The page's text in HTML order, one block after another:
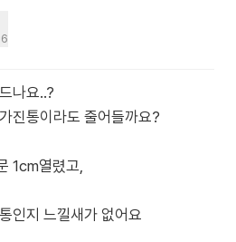
나요..?
진통이라도 줄어들까요?
1cm열렸고,
인지 느낄새가 없어요